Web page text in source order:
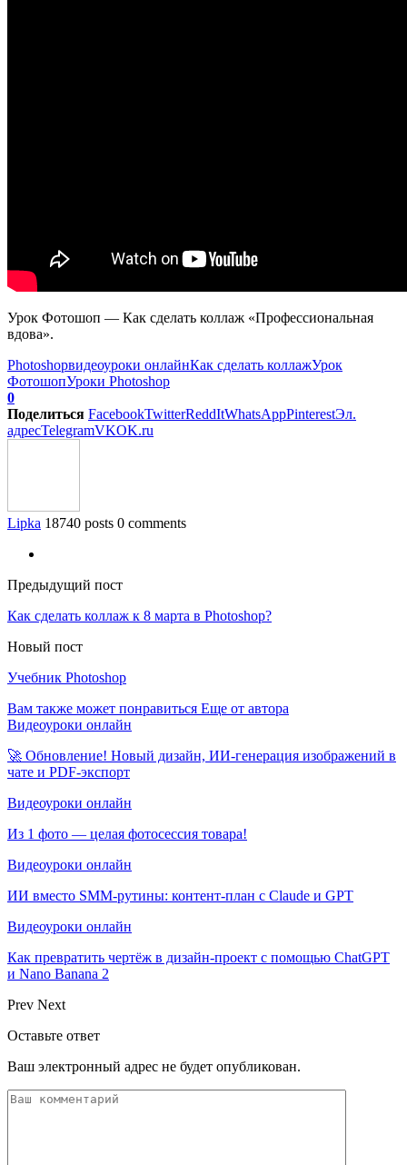
Урок Фотошоп — Как сделать коллаж «Профессиональная
вдова».
Photoshopвидеоуроки онлайнКак сделать коллажУрок
ФотошопУроки Photoshop
0
Поделиться FacebookTwitterReddItWhatsAppPinterestЭл.
адресTelegramVKOK.ru
Lipka 18740 posts 0 comments
Предыдущий пост
Как сделать коллаж к 8 марта в Photoshop?
Новый пост
Учебник Photoshop
Вам также может понравиться Еще от автора
Видеоуроки онлайн
🚀 Обновление! Новый дизайн, ИИ-генерация изображений в
чате и PDF-экспорт
Видеоуроки онлайн
Из 1 фото — целая фотосессия товара!
Видеоуроки онлайн
ИИ вместо SMM-рутины: контент-план с Claude и GPT
Видеоуроки онлайн
Как превратить чертёж в дизайн-проект с помощью ChatGPT
и Nano Banana 2
Prev Next
Оставьте ответ
Ваш электронный адрес не будет опубликован.